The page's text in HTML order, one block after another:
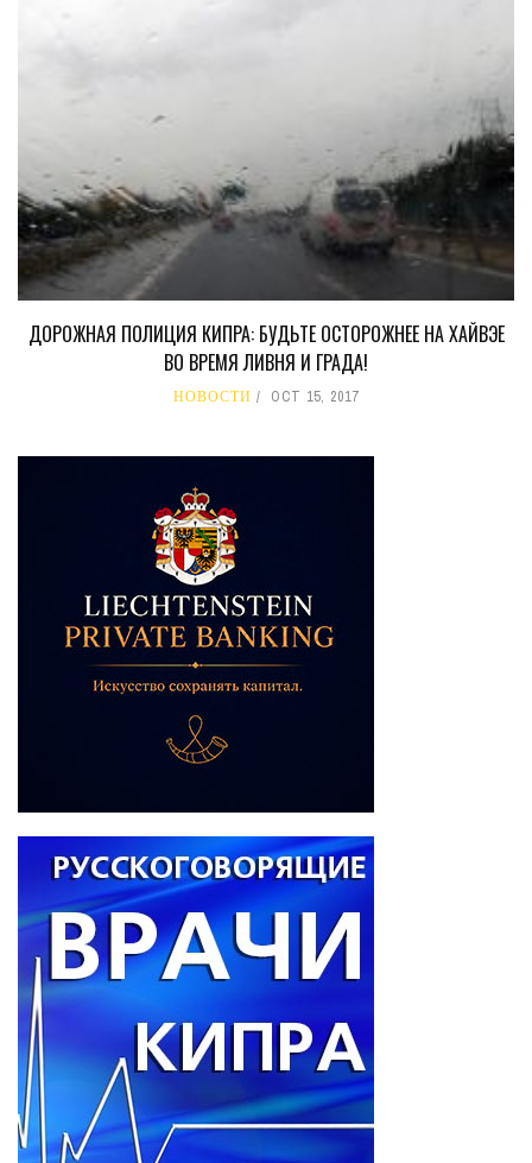
ДОРОЖНАЯ ПОЛИЦИЯ КИПРА: БУДЬТЕ ОСТОРОЖНЕЕ НА ХАЙВЭЕ
ВО ВРЕМЯ ЛИВНЯ И ГРАДА!
НОВОСТИ OCT 15, 2017